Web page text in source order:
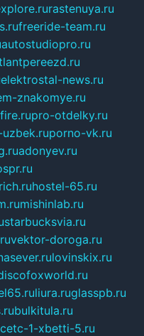
rastenuya.ru
freeride-team.ru
autostudiopro.ru
elektrostal-news.ru
znakomye.ru
pro-otdelky.ru
porno-vk.ru
adonyev.ru
hostel-65.ru
mishinlab.ru
starbucksvia.ru
vektor-doroga.ru
lovinskix.ru
liura.ruglasspb.ru
bulkitula.ru
1-xbetti-5.ru